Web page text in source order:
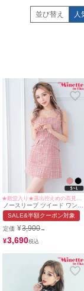
ーさ、そしてクール
雑誌、イベント、グ
は、まさに
を完璧に着こなして
最新トレンドを取り
しです！
並び替え 人
ノースリーブ ツイード ワンピ
ース フレア ミニドレス
Luvique (せいせい着用/S~Lサ
イズ対応) | myMinette/マイミ
ネット
SALE&半額クーポン対象
定価 ¥3,900→
¥3,690